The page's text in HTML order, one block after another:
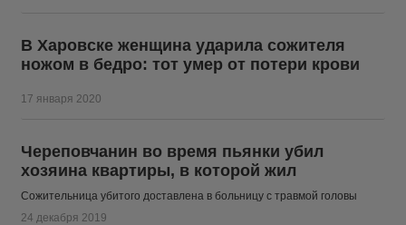
В Харовске женщина ударила сожителя
ножом в бедро: тот умер от потери крови
17 января 2020
Череповчанин во время пьянки убил
хозяина квартиры, в которой жил
Сожительница убитого доставлена в больницу с травмой головы
24 декабря 2019